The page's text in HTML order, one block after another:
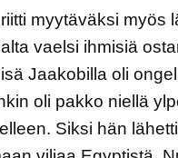
myytäväksi myös
vaelsi ihmisiä
Jaakobilla oli
oli pakko niellä
Siksi hän